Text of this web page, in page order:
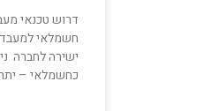
דרוש טכנאי
חשמלאי
ישירה לחברה
כחשמלאי –